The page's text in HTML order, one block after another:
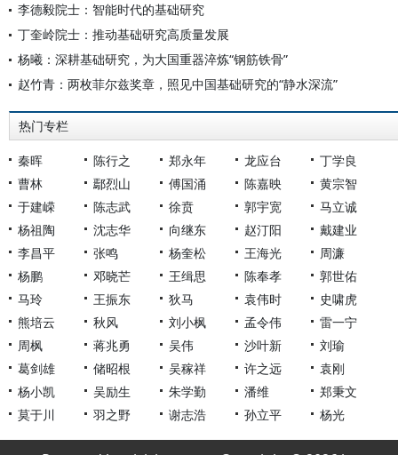
李德毅院士：智能时代的基础研究
丁奎岭院士：推动基础研究高质量发展
杨曦：深耕基础研究，为大国重器淬炼“钢筋铁骨”
赵竹青：两枚菲尔兹奖章，照见中国基础研究的“静水深流”
热门专栏
秦晖 陈行之 郑永年 龙应台
丁学良
曹林
鄢烈山 傅国涌 陈嘉映
黄宗智
于建嵘
陈志武 徐贲 郭宇宽
马立诚
杨祖陶
沈志华 向继东 赵汀阳
戴建业
李昌平
张鸣 杨奎松 王海光
周濂
杨鹏
邓晓芒 王缉思 陈奉孝
郭世佑
马玲
王振东 狄马 袁伟时
史啸虎
熊培云
秋风 刘小枫 孟令伟
雷一宁
周枫
蒋兆勇 吴伟 沙叶新
刘瑜
葛剑雄
储昭根 吴稼祥 许之远
袁刚
杨小凯
吴励生 朱学勤 潘维
郑秉文
莫于川
羽之野 谢志浩 孙立平 杨光